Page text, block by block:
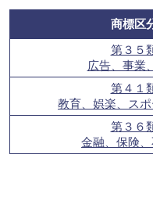
商標区
第３５
広告、事業
第４１
教育、娯楽、ス
第３６
金融、保険